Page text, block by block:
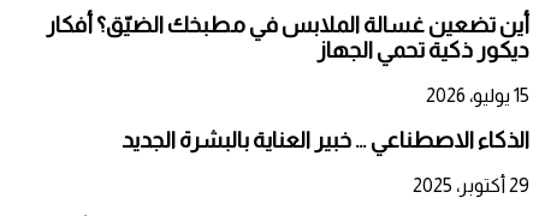
أين تضعين غسالة الملابس في مطبخك الضيّق؟ أفكار
ديكور ذكية تحمي الجهاز
15 يوليو، 2026
الذكاء الاصطناعي … خبير العناية بالبشرة الجديد
29 أكتوبر، 2025